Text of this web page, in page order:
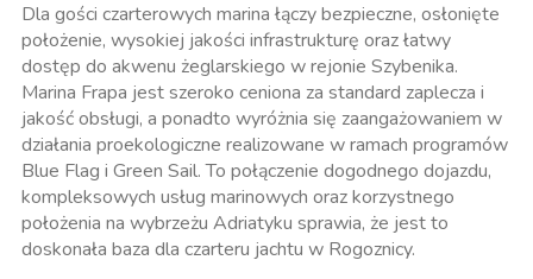
Dla gości czarterowych marina łączy bezpieczne, osłonięte
położenie, wysokiej jakości infrastrukturę oraz łatwy
dostęp do akwenu żeglarskiego w rejonie Szybenika.
Marina Frapa jest szeroko ceniona za standard zaplecza i
jakość obsługi, a ponadto wyróżnia się zaangażowaniem w
działania proekologiczne realizowane w ramach programów
Blue Flag i Green Sail. To połączenie dogodnego dojazdu,
kompleksowych usług marinowych oraz korzystnego
położenia na wybrzeżu Adriatyku sprawia, że jest to
doskonała baza dla czarteru jachtu w Rogoznicy.